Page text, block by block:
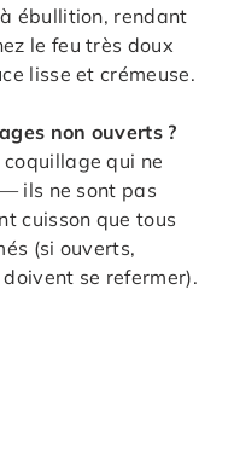
ébullition, rendant
le feu très doux
lisse et crémeuse.
non ouverts ?
qui ne
ils ne sont pas
cuisson que tous
(si ouverts,
se refermer).